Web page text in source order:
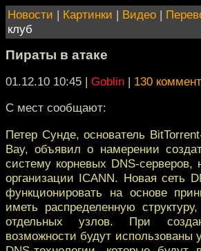
Новости | Картинки | Видео |
клуб
Пираты в атаке
01.12.10 10:45 | Goblin | 130
С мест сообщают:
Петер Сунде, основатель
Bay, объявил о намерении
систему корневых DNS-серверов,
организации ICANN. Новая сеть
функционировать на основе
иметь распределенную
отдельных узлов. При
возможности будут